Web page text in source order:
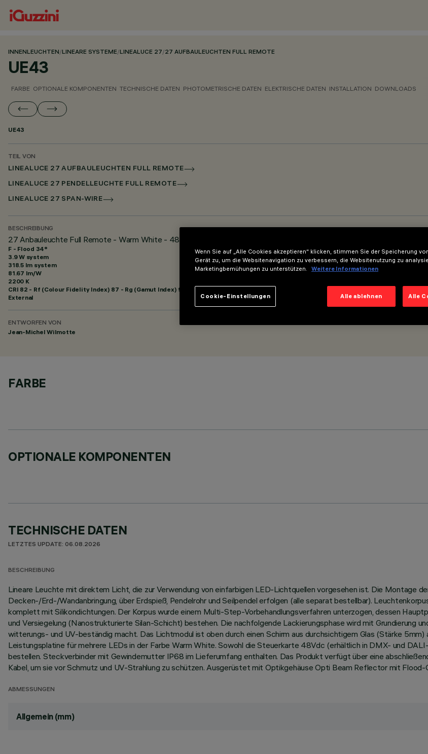
INNENLEUCHTEN/LINEARE SYSTEME/LINEALUCE 27/27 AUFBAULEUCHTEN FULL REMOTE
UE43
FARBE OPTIONALE KOMPONENTEN TECHNISCHE DATEN PHOTOMETRISCHE DATEN ELEKTRISCHE DATEN INSTALLATION DOWNLOADS
UE43
TEIL VON
LINEALUCE 27 AUFBAULEUCHTEN FULL REMOTE
LINEALUCE 27 PENDELLEUCHTE FULL REMOTE
LINEALUCE 27 SPAN-WIRE
BESCHREIBUNG
27 Anbauleuchte Full Remote - Warm White - 48Vdc - L=329mm - Flood-Optik
F - Flood 34°
3.9 W system
318.5 lm system
81.67 lm/W
2200 K
CRI 82 - Rf (Colour Fidelity Index) 87 - Rg (Gamut Index) 97
External
ENTWORFEN VON
Jean-Michel Wilmotte
FARBE
OPTIONALE KOMPONENTEN
TECHNISCHE DATEN
LETZTES UPDATE: 06.08.2026
BESCHREIBUNG
Lineare Leuchte mit direktem Licht, die zur Verwendung von einfarbigen LED-Lichtquellen vorgesehen ist. Die Montage
Decken-/Erd-/Wandanbringung, über Erdspieß, Pendelrohr und Seilpendel erfolgen (alle separat bestellbar).
komplett mit Silikondichtungen. Der Korpus wurde einem Multi-Step-Vorbehandlungsverfahren unterzogen, dessen
und Versiegelung (Nanostrukturierte Silan-Schicht) bestehen. Die nachfolgende Lackierungsphase wird mit Grundierung
witterungs- und UV-beständig macht. Das Lichtmodul ist oben durch einen Schirm aus durchsichtigem Glas (Stärke
Leistungsplatine für mehrere LEDs in der Farbe Warm White. Sowohl die Steuerkarte 48Vdc (erhältlich in DMX- und
bestellen. Steckverbinder mit Gewindemutter IP68 im Lieferumfang enthalten. Das Produkt verfügt über eine
Kabel, um sie vor Schmutz und UV-Strahlung zu schützen. Ausgerüstet mit Optikgehäuse Opti Beam Reflector mit
ABMESSUNGEN
Allgemein (mm)
Wenn Sie auf „Alle Cookies akzeptieren“ klicken, stimmen Sie der Speicherung
Gerät zu, um die Websitenavigation zu verbessern, die Websitenutzung zu
Marketingbemühungen zu unterstützen.
Weitere Informationen
Alle ablehnen Alle
Cookie-Einstellungen